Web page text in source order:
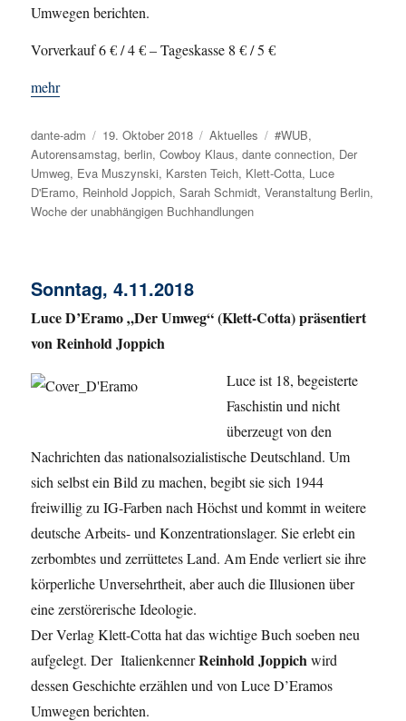
Umwegen berichten.
Vorverkauf 6 € / 4 € – Tageskasse 8 € / 5 €
mehr
Autor
dante-adm
Veröffentlicht
am
19. Oktober 2018 Kategorien
Aktuelles Schlagwörter
#WUB,
Autorensamstag,berlin,Cowboy Klaus,dante connection, Der
Umweg, Eva Muszynski, Karsten Teich, Klett-Cotta, Luce
D'Eramo, Reinhold Joppich,Sarah Schmidt,Veranstaltung Berlin,
Woche der unabhängigen Buchhandlungen
Sonntag, 4.11.2018
Luce D’Eramo „Der Umweg“ (Klett-Cotta) präsentiert
von Reinhold Joppich
Luce ist 18, begeisterte
Faschistin und nicht
überzeugt von den
Nachrichten das nationalsozialistische Deutschland. Um
sich selbst ein Bild zu machen, begibt sie sich 1944
freiwillig zu IG-Farben nach Höchst und kommt in weitere
deutsche Arbeits- und Konzentrationslager. Sie erlebt ein
zerbombtes und zerrüttetes Land. Am Ende verliert sie ihre
körperliche Unversehrtheit, aber auch die Illusionen über
eine zerstörerische Ideologie.
Der Verlag Klett-Cotta hat das wichtige Buch soeben neu
aufgelegt. Der ItalienkennerReinhold Joppich wird
dessen Geschichte erzählen und von Luce D’Eramos
Umwegen berichten.